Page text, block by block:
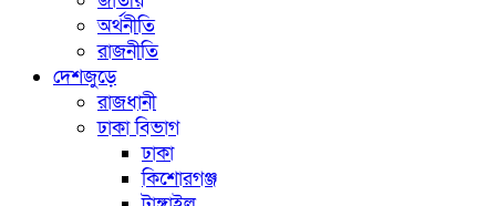
অর্থনীতি
রাজনীতি
দেশজুড়ে
রাজধানী
ঢাকা বিভাগ
ঢাকা
কিশোরগঞ্জ